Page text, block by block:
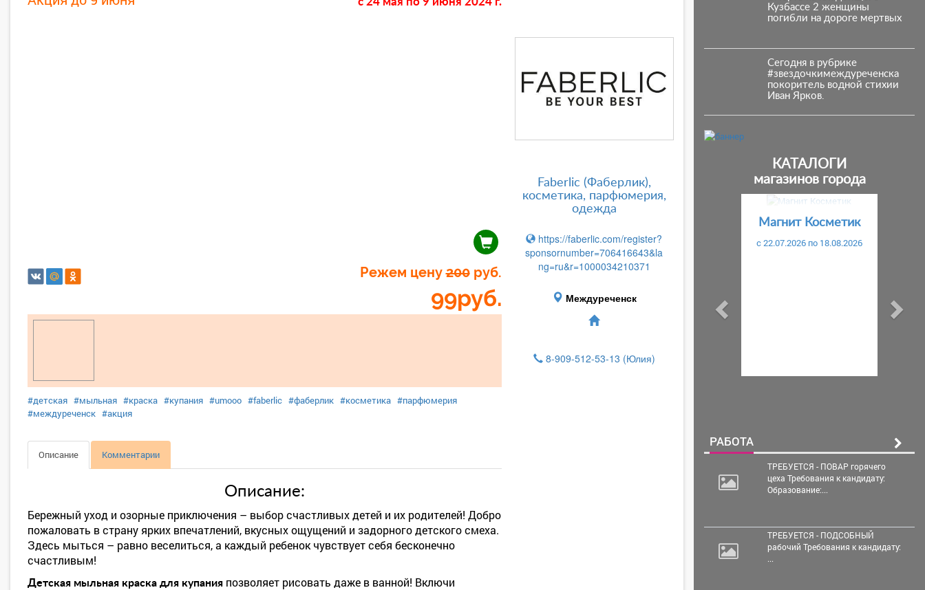
Режем цену200руб.
99руб.
#детская #мыльная #краска #купания #umooo #faberlic #фаберлик #косметика #парфюмерия
#междуреченск #акция
Описание Комментарии
Описание:
Бережный уход и озорные приключения – выбор счастливых детей и их родителей! Добро
пожаловать в страну ярких впечатлений, вкусных ощущений и задорного детского смеха.
Здесь мыться – равно веселиться, а каждый ребенок чувствует себя бесконечно
счастливым!
Детская мыльная краска для купания позволяет рисовать даже в ванной! Включи
Faberlic (Фаберлик),
косметика, парфюмерия,
одежда
https://faberlic.com/register?
sponsornumber=706416643&la
ng=ru&r=1000034210371
Междуреченск
8-909-512-53-13 (Юлия)
Кузбассе 2 женщины
погибли на дороге мертвых
Сегодня в рубрике
#звездочкимеждуреченска
покоритель водной стихии
Иван Ярков.
КАТАЛОГИ
магазинов города
Магнит Косметик
c 22.07.2026 по 18.08.2026
Предыдущий
РАБОТА
ТРЕБУЕТСЯ - ПОВАР горячего
цеха Требования к кандидату:
Образование:...
ТРЕБУЕТСЯ - ПОДСОБНЫЙ
рабочий Требования к кандидату:
...